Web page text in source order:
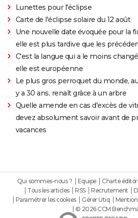
Lunettes pour l'éclipse
Carte de l'éclipse solaire du 12 août
Une nouvelle date évoquée pour la
elle est plus tardive que les
C'est la langue qui a le moins
elle est européenne
Le plus gros perroquet du monde,
y a 30 ans, renaît grâce à un arbre
Quelle amende en cas d'excès de
devez absolument savoir avant de
vacances
Qui sommes-nous ? Equipe Charte
Tous les articles
RSS Recrutement
Paramétrer les cookies
Gérer Utiq
© 2026 CCM